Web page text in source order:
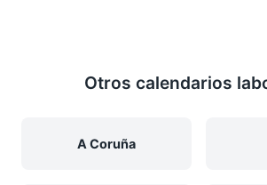
Otros calendarios
A Coruña